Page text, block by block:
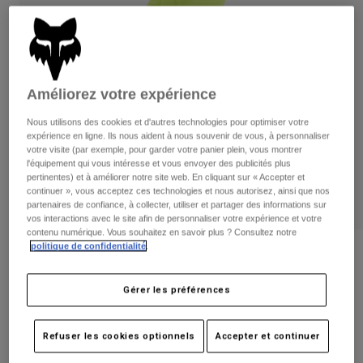
Pantalons
Vestes
Gants
Protections
Masques
Chaussettes
Accessoires
Pièces de rechange
Pantalons
Gants
Vestes
Protections
Masques
Chaussettes
Sacs et accessoires
Pièces de rechange
Chemises
Voir tout
Femme
T-shirts et tops
Sweats et Pulls
Vestes
Pantalons
Chemises
Voir tout
Enfants
Protections
Masques
Chaussettes
Voir tout
Moto
Casques
Maillots
Pantalons
Gants
Gants Defend Therlo - CE
44,99 €
Améliorez votre expérience
Nous utilisons des cookies et d'autres technologies pour optimiser votre
expérience en ligne. Ils nous aident à nous souvenir de vous, à personnaliser
votre visite (par exemple, pour garder votre panier plein, vous montrer
l'équipement qui vous intéresse et vous envoyer des publicités plus
pertinentes) et à améliorer notre site web. En cliquant sur « Accepter et
continuer », vous acceptez ces technologies et nous autorisez, ainsi que nos
partenaires de confiance, à collecter, utiliser et partager des informations sur
vos interactions avec le site afin de personnaliser votre expérience et votre
contenu numérique. Vous souhaitez en savoir plus ? Consultez notre
politique de confidentialité
Gérer les préférences
Refuser les cookies optionnels Accepter et continuer